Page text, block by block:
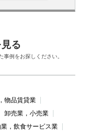
る
例をお探しください。
物品賃貸業
卸売業，小売業
，飲食サービス業